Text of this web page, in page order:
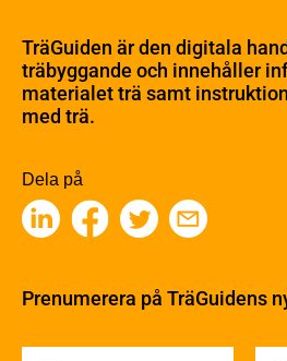
Skogsbruk
Barrträdets uppbyggnad
Träets egenskaper och
Träbaserade produkter
Kemisk behandling
Fakta om Limträ
Värmeisolering och lufttäthet
Ljud
TräGuiden är den digitala
träbyggande och innehåller
materialet trä samt
med trä.
Dela på
Prenumerera på TräGuidens